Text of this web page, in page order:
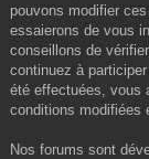
pouvons modifier
essaierons de vous
conseillons de
continuez à
été effectuées, vous
conditions modifiées
Nos forums sont